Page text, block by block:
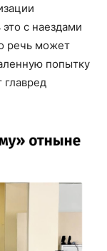
с наездами
речь может
попытку
главред